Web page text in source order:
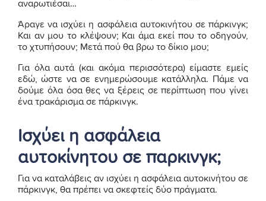
αναρωτιέσαι…
Άραγε να ισχύει η ασφάλεια αυτοκινήτου σε πάρκινγκ;
Και αν μου το κλέψουν; Και άμα εκεί που το οδηγούν,
το χτυπήσουν; Μετά πού θα βρω το δίκιο μου;
Για όλα αυτά (και ακόμα περισσότερα) είμαστε εμείς
εδώ, ώστε να σε ενημερώσουμε κατάλληλα. Πάμε να
δούμε όλα όσα θες να ξέρεις σε περίπτωση που γίνει
ένα τρακάρισμα σε πάρκινγκ.
Ισχύει η ασφάλεια
αυτοκίνητου σε παρκινγκ;
Για να καταλάβεις αν ισχύει η ασφάλεια αυτοκινήτου σε
πάρκινγκ, θα πρέπει να σκεφτείς δύο πράγματα.